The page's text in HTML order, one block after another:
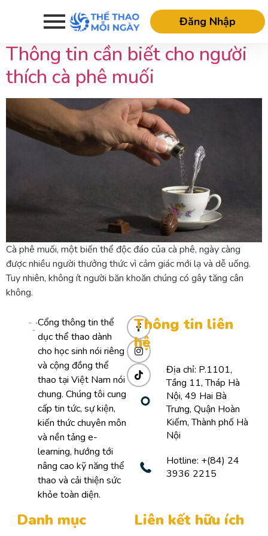
Đăng Nhập
Tag:chất béo
Thông tin cần biết cho người
thích cà phê muối
Cà phê muối, một biến thể độc đáo của cà phê, ngày càng
được nhiều người thưởng thức vì cảm giác mới lạ và dễ uống.
Tuy nhiên, không ít người băn khoăn chúng có gây tăng cân
không.
Cổng thông tin thể
dục thể thao dành
cho học sinh nói riêng
và cộng đồng thể
thao tại Việt Nam nói
chung. Chúng tôi cung
cấp tin tức, sự kiện,
kiến thức chuyên môn
và nền tảng e-
learning, hướng tới
nâng cao kỹ năng thể
thao và cải thiện sức
khỏe toàn diện.
Thông tin liên
hệ
Địa chỉ: P.1101,
Tầng 11, Tháp Hà
Nội, 49 Hai Bà
Trưng, Quận Hoàn
Kiếm, Thành phố Hà
Nội
Hotline: +(84) 24
3936 2215
Danh mục Liên kết hữu ích